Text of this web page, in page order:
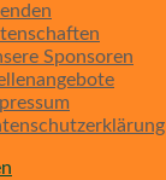
Sponsoren